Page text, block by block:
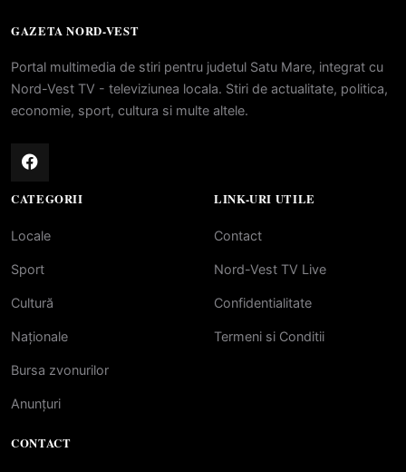
GAZETA NORD-VEST
Portal multimedia de stiri pentru judetul Satu Mare, integrat cu
Nord-Vest TV - televiziunea locala. Stiri de actualitate, politica,
economie, sport, cultura si multe altele.
CATEGORII
Locale
Sport
Cultură
Naționale
Bursa zvonurilor
Anunțuri
LINK-URI UTILE
Contact
Nord-Vest TV Live
Confidentialitate
Termeni si Conditii
CONTACT